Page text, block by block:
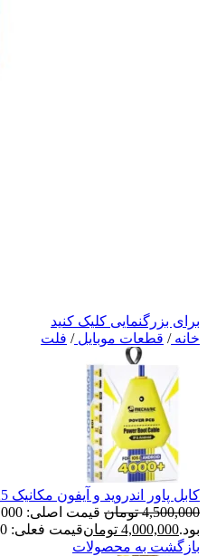
برای بزرگنمایی کلیک کنید
خانه/ قطعات موبایل/ فلت
کابل پاور اندروید و آیفون مکانیک MECHANIC POWER FPC 2025
4,500,000 تومان
بود.4,000,000 تومانقیمت فعلی: 4,000,000 تومان.
بازگشت به محصولات